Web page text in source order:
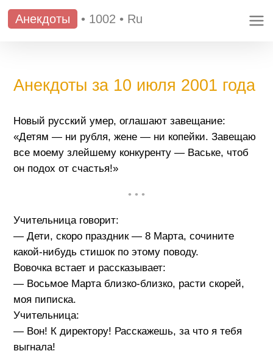
Анекдоты • 1002 • Ru
Анекдоты за 10 июля 2001 года
Новый русский умер, оглашают завещание:
«Детям — ни рубля, жене — ни копейки. Завещаю
все моему злейшему конкуренту — Ваське, чтоб
он подох от счастья!»
• • •
Учительница говорит:
— Дети, скоро праздник — 8 Марта, сочините
какой-нибудь стишок по этому поводу.
Вовочка встает и рассказывает:
— Восьмое Марта близко-близко, расти скорей,
моя пиписка.
Учительница:
— Вон! К директору! Расскажешь, за что я тебя
выгнала!